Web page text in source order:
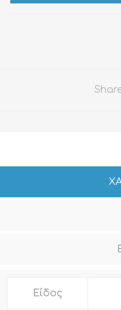
Είδος